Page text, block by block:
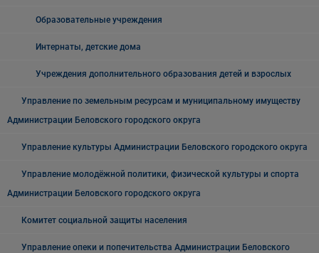
Образовательные учреждения
Интернаты, детские дома
Учреждения дополнительного образования детей и взрослых
Управление по земельным ресурсам и муниципальному имуществу
Администрации Беловского городского округа
Управление культуры Администрации Беловского городского округа
Управление молодёжной политики, физической культуры и спорта
Администрации Беловского городского округа
Комитет социальной защиты населения
Управление опеки и попечительства Администрации Беловского